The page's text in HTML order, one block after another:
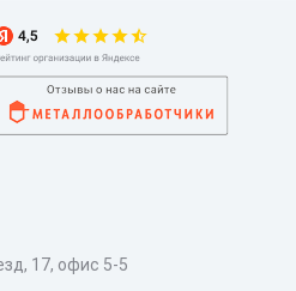
17, офис 5-5